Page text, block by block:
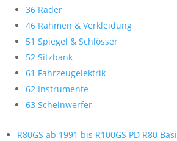
36 Räder
46 Rahmen & Verkleidung
51 Spiegel & Schlösser
52 Sitzbank
61 Fahrzeugelektrik
62 Instrumente
63 Scheinwerfer
R80GS ab 1991 bis R100GS PD R80